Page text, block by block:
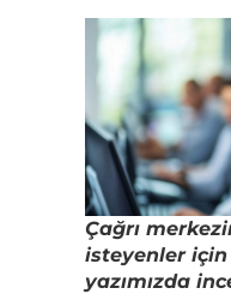
Çağrı
isteyenler için
yazımızda